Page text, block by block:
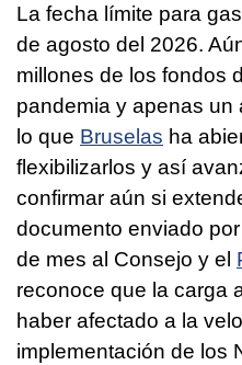
La fecha límite para
de agosto del 2026.
millones de los fondos
pandemia y apenas un
lo que Bruselas ha
flexibilizarlos y así
confirmar aún si
documento enviado
de mes al Consejo y el
reconoce que la carga
haber afectado a la
implementación de los